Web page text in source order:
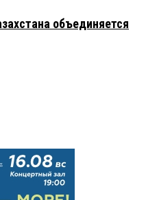
объединяется